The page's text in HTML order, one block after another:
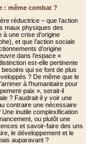
: même combat ?
réductrice – que l’action
maux physiques des
une crise d’origine
et que l’action sociale
d’origine
dans l’espace «
est-elle pertinente
qui se font de plus
? De même que le
à l’humanitaire pour
paix », serait-il
? Faudrait-il y voir une
contraire une nécessaire
inutile complexification
ou plu­tôt une
et savoir-faire des uns
le développement et le
auparavant ?